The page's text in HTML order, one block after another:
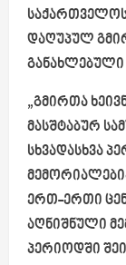
დაღუპულ
„გმირთა
მასშტაბურ
სხვადასხვა
ერთ-ერთი
აღნიშნული
პერიოდში